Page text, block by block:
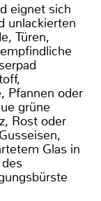
eignet sich
unlackierten
Türen,
Pfannen oder
grüne
Rost oder
Glas in